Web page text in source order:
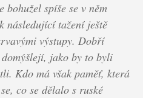
spíše se v něm
následující tažení ještě
výstupy. Dobří
domýšlejí, jako by to byli
Kdo má však paměť, která
co se dělalo s ruské